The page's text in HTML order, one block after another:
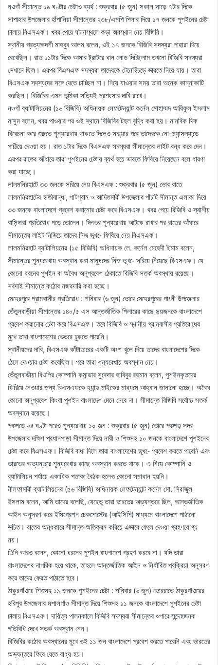
নওগাঁ সীমান্তে ১৯ ঘণ্টার চেষ্টাও ব্যর্থ : শুক্রবার (৫ জুন) সকাল সাড়ে ৭টার দিকে
সাপাহার উপজেলার হাঁপানিয়া সীমান্তের ২৩৮/এমপি পিলার দিয়ে ১৭ জনকে পুশইনের চেষ্টা
চালায় বিএসএফ। খবর পেয়ে ঘটনাস্থলে কড়া অবস্থান নেয় বিজিবি।
স্থানীয় প্রত্যক্ষদর্শী মাহবুব আলম বলেন, ওই ১৭ জনকে বিজিবি সদস্যরা পাহারা দিয়ে
রেখেছিল। রাত ১১টার দিকে আমার ট্রাক্টরে ধান লোড দিচ্ছিলাম তখনো বিজিবি সদস্যরা
সেখানে ছিল। এরপর বিএসএফ সদস্যরা তাদেরকে টেনেহিঁচড়ে ভারতে নিয়ে যায়। তারা
বিএসএফ সদস্যদের সঙ্গে যেতে চাচ্ছিল না। নিয়ে যাওয়ার সময় তারা অনেক কান্নাকাটি
করছিল। বিজিবির এমন ভূমিকা সত্যিই প্রশংসার দাবি রাখে।
নওগাঁ ব্যাটালিয়নের (১৬ বিজিবি) অধিনায়ক লেফটেন্যান্ট কর্নেল মোহাম্মদ আরিফুল ইসলাম
মাসুম বলেন, খবর পাওয়ার পর ওই স্থানে বিজিবির টহল বৃদ্ধি করা হয়। মানবিক দিক
বিবেচনা করে শুরুতে শূন্যরেখায় থাকতে দিলেও সন্ধ্যার পরে তাদেরকে নো-ম্যান্সল্যান্ডে
পাঠিয়ে দেওয়া হয়। রাত ১টার দিকে বিএসএফ সদস্যরা সীমান্তের লাইট বন্ধ করে দেন।
এরপর রাতের আঁধারে তারা পুশইনের চেষ্টায় ব্যর্থ হয়ে ভারতে ফিরিয়ে নিয়েছেন বলে ধারণা
করা যাচ্ছে।
লালমনিরহাটে ৩৩ জনকে সরিয়ে নেয় বিএসএফ : শুক্রবার (৫ জুন) ভোর রাতে
লালমনিরহাটের হাতীবান্ধা, পাটগ্রাম ও আদিতমারী উপজেলার পাঁচটি সীমান্ত এলাকা দিয়ে
৩৩ জনকে বাংলাদেশে প্রবেশ করানোর চেষ্টা করে বিএসএফ। খবর পেয়ে বিজিবি ও স্থানীয়
বাসিন্দারা প্রতিরোধ গড়ে তোলেন। দিনভর শূন্যরেখায় আটকে রাখার পর রাতের আঁধারে
সীমান্তের লাইট নিভিয়ে তাদের নিজ ভূখ-ে ফিরিয়ে নেয় বিএসএফ।
লালমনিরহাট ব্যাটালিয়নের (১৫ বিজিবি) অধিনায়ক লে. কর্নেল মেহেদী ইমাম বলেন,
সীমান্তের শূন্যরেখায় অবস্থান করা মানুষদের নিজ ভূখ-ে সরিয়ে নিয়েছে বিএসএফ। যে
কোনো ধরনের পুশইন বা অবৈধ অনুপ্রবেশ ঠেকাতে বিজিবি সতর্ক অবস্থায় রয়েছে।
সর্বদাই সীমান্তে কঠোর নজরদারি করা হচ্ছে।
মেহেরপুরে গ্রামবাসীর প্রতিরোধ : শনিবার (৬ জুন) ভোরে মেহেরপুরের গাংনী উপজেলার
তেঁতুলবাড়ীয়া সীমান্তের ১৪০/৫ এস আন্তর্জাতিক পিলারের কাছে ছয়জনকে বাংলাদেশে
প্রবেশ করানোর চেষ্টা করে বিএসএফ। তবে বিজিবি ও স্থানীয় গ্রামবাসীর প্রতিরোধের
মুখে তারা বাংলাদেশের ভেতরে ঢুকতে পারেনি।
স্থানীয়দের দাবি, বিএসএফ কাঁটাতারের একটি অংশ খুলে দিয়ে তাদের বাংলাদেশের দিকে
ঠেলে দেওয়ার চেষ্টা করেছিল। পরে তারা শূন্যরেখায় অবস্থান নেয়।
তেঁতুলবাড়ীয়া বিওপির কোম্পানি কমান্ডার সুবেদার হাবিবুর রহমান বলেন, পুশইনকৃতদের
ফিরিয়ে নেওয়ার জন্য বিএসএফকে হ্যান্ড মাইকের মাধ্যমে আহ্বান জানানো হচ্ছে। অবৈধ
কোনো অনুপ্রবেশ কিংবা পুশইন বাংলাদেশ মেনে নেবে না। সীমান্তে বিজিবি সর্বোচ্চ সতর্ক
অবস্থানে রয়েছে।
পঞ্চগড়ে ২৪ ঘণ্টা পরেও শূন্যরেখায় ১০ জন : শুক্রবার (৫ জুন) ভোরে পঞ্চগড় সদর
উপজেলার দক্ষিণ প্রধানপাড়া সীমান্ত দিয়ে নারী ও শিশুসহ ১০ জনকে বাংলাদেশে পুশইনের
চেষ্টা করে বিএসএফ। বিজিবি বাধা দিলে তারা বাংলাদেশের ভূখ-ে প্রবেশ করতে পারেনি এবং
ভারতের অভ্যন্তরে শূন্যরেখার কাছে অবস্থান করতে থাকে। এ নিয়ে কোম্পানি ও
ব্যাটালিয়ন পর্যায়ে একাধিক পতাকা বৈঠক হলেও কোনো সমাধান হয়নি।
নীলফামারী ব্যাটালিয়নের (৫৬ বিজিবি) অধিনায়ক লেফটেন্যান্ট কর্নেল মো. সিরাজুল
ইসলাম বলেন, আমি তাদের বলেছি, যেহেতু তারা ভারতের অভ্যন্তরে ছিল, আন্তর্জাতিক
আইন অনুসরণ করে ইমিগ্রেশন চেকপোস্টের (আইসিপি) মাধ্যমে বাংলাদেশে পাঠানো
উচিত। রাতের অন্ধকারে সীমান্ত অতিক্রম করিয়ে এভাবে ফেলে দেওয়া গ্রহণযোগ্য
নয়।
তিনি আরও বলেন, কোনো ধরনের পুশইন বাংলাদেশ গ্রহণ করবে না। যদি তারা
বাংলাদেশের নাগরিক হয়ে থাকে, তাহলে আন্তর্জাতিক আইন ও নির্ধারিত প্রক্রিয়া অনুসরণ
করে তাদের ফেরত পাঠাতে হবে।
ঠাকুরগাঁওয়ে শিশুসহ ১১ জনকে পুশইনের চেষ্টা : শনিবার (৬ জুন) ভোররাতে ঠাকুরগাঁওয়ের
হরিপুর উপজেলার মশালগাঁও সীমান্ত দিয়ে শিশুসহ ১১ জনকে বাংলাদেশে পুশইনের চেষ্টা
চালায় বিএসএফ। দায়িত্ব পালনকালে বিজিবি সদস্যরা সীমান্তের ওপারে সন্দেহজনক
গতিবিধি দেখে সতর্ক অবস্থান নেন।
বিজিবির কঠোর অবস্থানের মুখে ওই ১১ জন বাংলাদেশে প্রবেশ করতে পারেনি এবং ভারতের
অভ্যন্তরে ফিরে যেতে বাধ্য হয়।